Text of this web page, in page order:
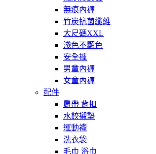
無痕內褲
竹炭抗菌纖維
大尺碼XXL
淺色不顯色
安全褲
男童內褲
女童內褲
配件
肩帶 背扣
水餃襯墊
運動襪
洗衣袋
毛巾 浴巾